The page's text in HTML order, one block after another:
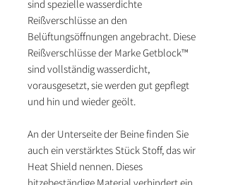
sind spezielle wasserdichte
Reißverschlüsse an den
Belüftungsöffnungen angebracht. Diese
Reißverschlüsse der Marke Getblock™
sind vollständig wasserdicht,
vorausgesetzt, sie werden gut gepflegt
und hin und wieder geölt.
An der Unterseite der Beine finden Sie
auch ein verstärktes Stück Stoff, das wir
Heat Shield nennen. Dieses